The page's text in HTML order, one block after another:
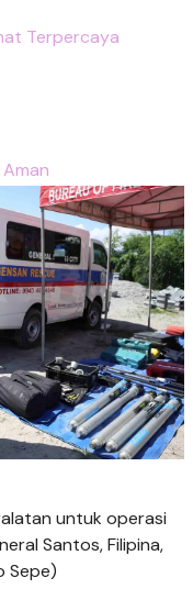
Terpercaya
untuk operasi
Santos, Filipina,
Sepe)